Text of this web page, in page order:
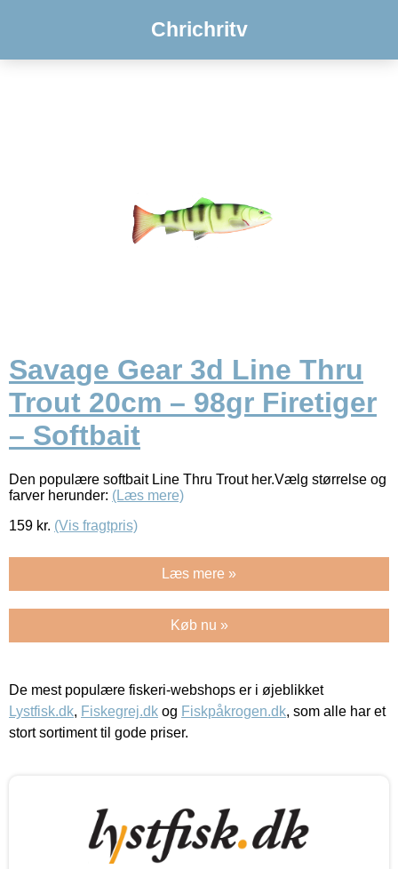
Chrichritv
Savage Gear 3d Line Thru
Trout 20cm – 98gr Firetiger
– Softbait
Den populære softbait Line Thru Trout her.Vælg størrelse og
farver herunder: (Læs mere)
159 kr. (Vis fragtpris)
Læs mere »
Køb nu »
De mest populære fiskeri-webshops er i øjeblikket
Lystfisk.dk, Fiskegrej.dk og Fiskpåkrogen.dk, som alle har et
stort sortiment til gode priser.